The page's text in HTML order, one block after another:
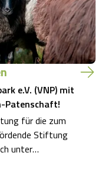
e.V. (VNP) mit
Patenschaft!
für die zum
Stiftung
unter